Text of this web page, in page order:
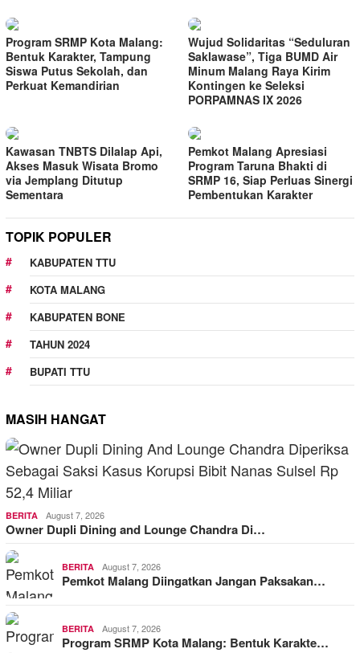
Program SRMP Kota Malang:
Bentuk Karakter, Tampung
Siswa Putus Sekolah, dan
Perkuat Kemandirian
Wujud Solidaritas “Seduluran
Saklawase”, Tiga BUMD Air
Minum Malang Raya Kirim
Kontingen ke Seleksi
PORPAMNAS IX 2026
Kawasan TNBTS Dilalap Api,
Akses Masuk Wisata Bromo
via Jemplang Ditutup
Sementara
Pemkot Malang Apresiasi
Program Taruna Bhakti di
SRMP 16, Siap Perluas Sinergi
Pembentukan Karakter
TOPIK POPULER
KABUPATEN TTU
KOTA MALANG
KABUPATEN BONE
TAHUN 2024
BUPATI TTU
MASIH HANGAT
BERITA August 7, 2026
Owner Dupli Dining and Lounge Chandra Di…
BERITA August 7, 2026
Pemkot Malang Diingatkan Jangan Paksakan…
BERITA August 7, 2026
Program SRMP Kota Malang: Bentuk Karakte…